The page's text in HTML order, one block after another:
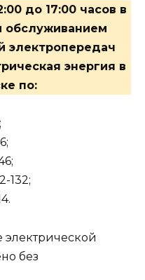
до 17:00 часов в
обслуживанием
электропередач
энергия в
по:
132;
без